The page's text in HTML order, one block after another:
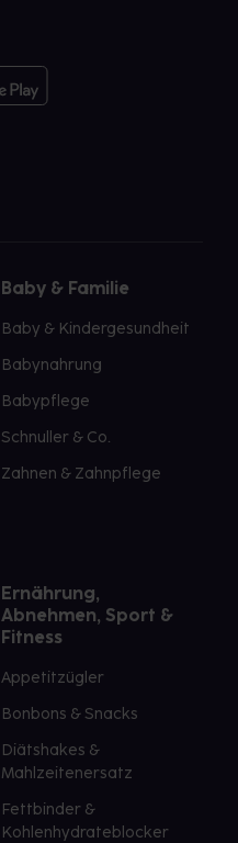
Baby & Familie
Baby & Kindergesundheit
Babynahrung
Babypflege
Schnuller & Co.
Zahnen & Zahnpflege
Ernährung,
Abnehmen, Sport &
Fitness
Appetitzügler
Bonbons & Snacks
Diätshakes &
Mahlzeitenersatz
Fettbinder &
Kohlenhydrateblocker